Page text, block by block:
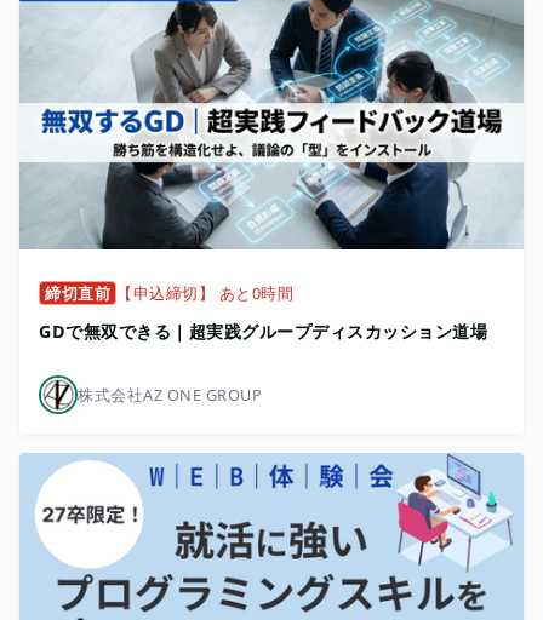
締切直前 【申込締切】 あと0時間
GDで無双できる｜超実践グループディスカッション道場
株式会社AZ ONE GROUP